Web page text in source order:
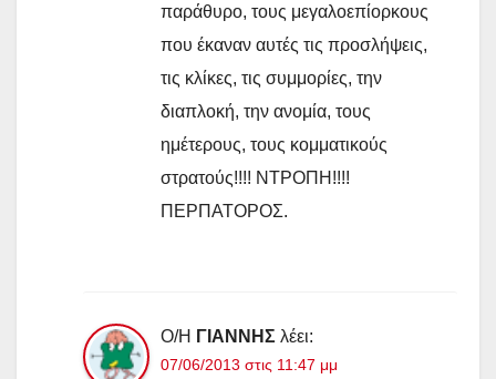
παράθυρο, τους μεγαλοεπίορκους
που έκαναν αυτές τις προσλήψεις,
τις κλίκες, τις συμμορίες, την
διαπλοκή, την ανομία, τους
ημέτερους, τους κομματικούς
στρατούς!!!! ΝΤΡΟΠΗ!!!!
ΠΕΡΠΑΤΟΡΟΣ.
Ο/Η ΓΙΑΝΝΗΣ λέει:
07/06/2013 στις 11:47 μμ